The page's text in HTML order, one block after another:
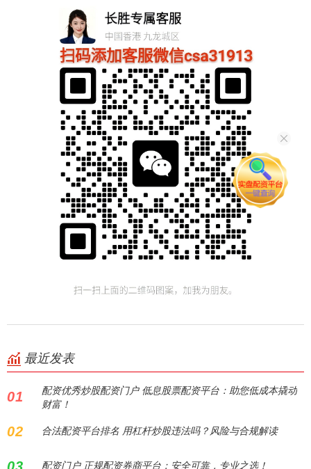
最近发表
01
配资优秀炒股配资门户 低息股票配资平台：助您低成本撬动
财富！
02 合法配资平台排名 用杠杆炒股违法吗？风险与合规解读
配资门户 正规配资券商平台：安全可靠，专业之选！